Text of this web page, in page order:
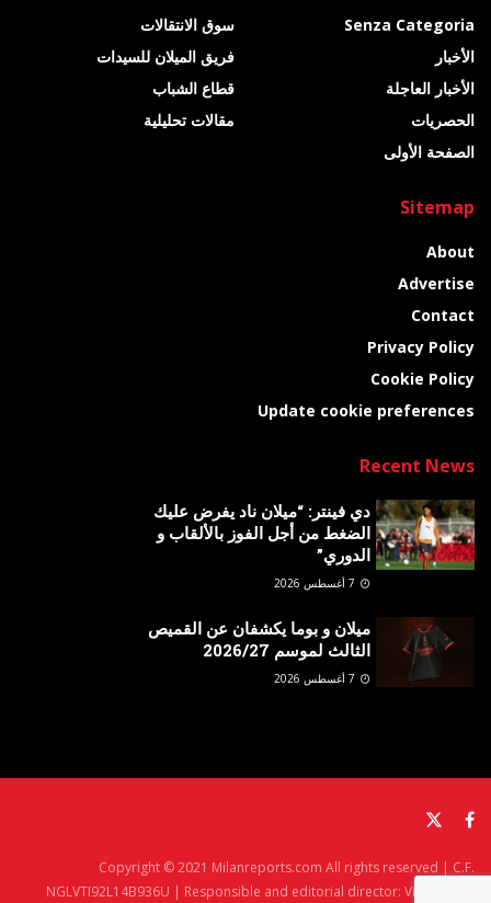
Senza Categoria
الأخبار
الأخبار العاجلة
الحصريات
الصفحة الأولى
سوق الانتقالات
فريق الميلان للسيدات
قطاع الشباب
مقالات تحليلية
Sitemap
About
Advertise
Contact
Privacy Policy
Cookie Policy
Update cookie preferences
Recent News
دي فينتر: “ميلان ناد يفرض عليك
الضغط من أجل الفوز بالألقاب و
الدوري”
ميلان و بوما يكشفان عن القميص
الثالث لموسم 2026/27
Copyright © 2021 Milanreports.com All rights reserved | C.F.
NGLVTI92L14B936U | Responsible and editorial director: Vito Angelè